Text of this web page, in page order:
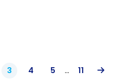
3 4 5 ... 11